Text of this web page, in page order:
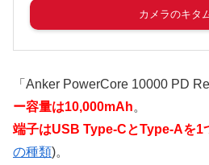
カメラのキタ
「Anker PowerCore 10000 PD
ー容量は10,000mAh。
端子はUSB Type-CとType-Aを1
の種類)。